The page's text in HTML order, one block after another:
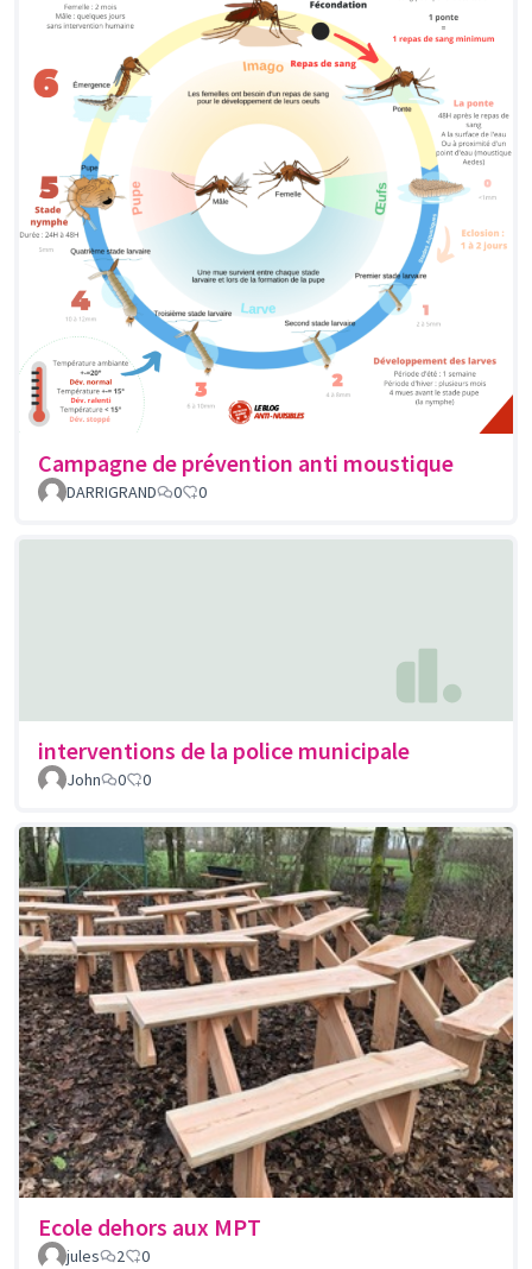
Campagne de prévention anti moustique
DARRIGRAND 0 0
interventions de la police municipale
John 0 0
Ecole dehors aux MPT
jules 2 0